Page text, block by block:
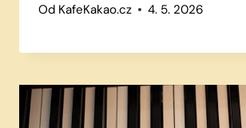
Od KafeKakao.cz 4. 5. 2026